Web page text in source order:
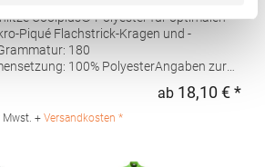
100% PolyesterAngaben zur
Amsterdam Niederlande E-Mail:
ab 18,10 € *
Mwst. + Versandkosten *